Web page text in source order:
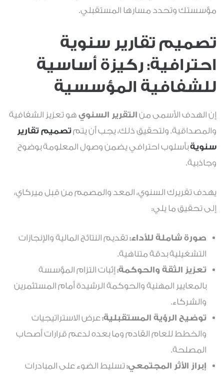
مؤسستك وتحدد مسارها المستقبلي.
تصميم تقارير سنوية
احترافية: ركيزة أساسية
للشفافية المؤسسية
إن الهدف الأسمى من التقرير السنوي هو تعزيز الشفافية
والمصداقية. ولتحقيق ذلك، يجب أن يتمتصميم تقارير
سنويةبأسلوب احترافي يضمن وصول المعلومة بوضوح
وجاذبية.
يهدف تقريرك السنوي، المعد والمصمم من قِبل ميركاي،
إلى تحقيق ما يلي:
صورة شاملة للأداء: تقديم النتائج المالية والإنجازات
التشغيلية بدقة متناهية.
تعزيز الثقة والحوكمة: إثبات التزام المؤسسة
بالمعايير المهنية والحوكمة الرشيدة أمام المستثمرين
والشركاء.
توضيح الرؤية المستقبلية: عرض الاستراتيجيات
والخطط للعام القادم وما بعده لدعم قرارات أصحاب
المصلحة.
إبراز الأثر المجتمعي: تسليط الضوء على المبادرات